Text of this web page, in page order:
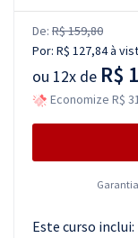
De: R$ 159,80
Por: R$ 127,84à
ou 12x de R$
Economize R$
Este curso inclui: